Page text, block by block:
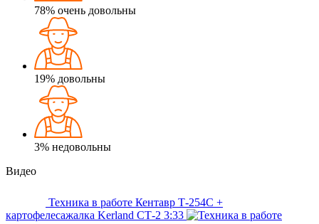
78% очень довольны
19% довольны
3% недовольны
Видео
Техника в работе Кентавр Т-254С +
картофелесажалка Kerland СТ-2 3:33